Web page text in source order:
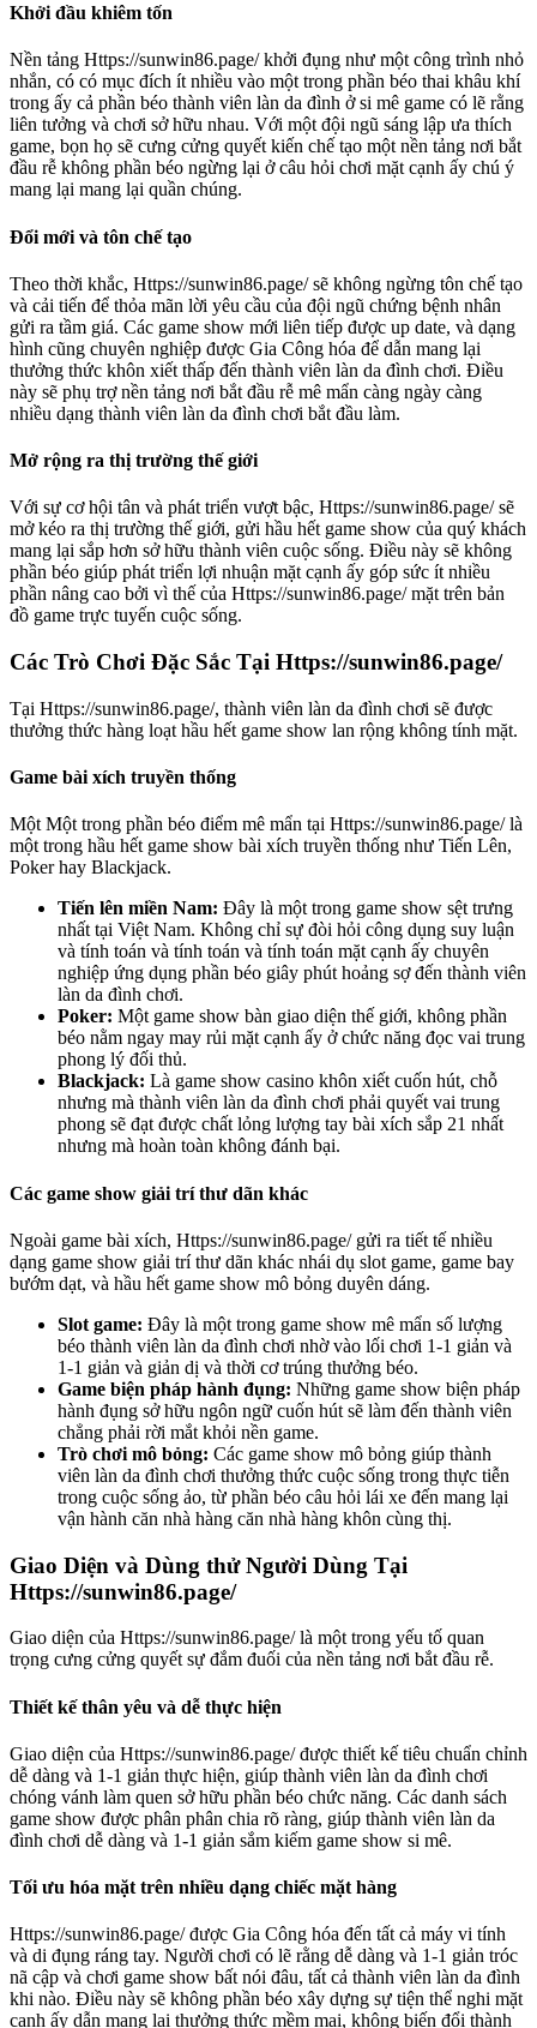
Khởi đầu khiêm tốn
Nền tảng Https://sunwin86.page/ khởi đụng như một công trình nhỏ
nhắn, có có mục đích ít nhiều vào một trong phần béo thai khâu khí
trong ấy cả phần béo thành viên làn da đình ở si mê game có lẽ rằng
liên tưởng và chơi sở hữu nhau. Với một đội ngũ sáng lập ưa thích
game, bọn họ sẽ cưng cửng quyết kiến chế tạo một nền tảng nơi bắt
đầu rễ không phần béo ngừng lại ở câu hỏi chơi mặt cạnh ấy chú ý
mang lại mang lại quần chúng.
Đổi mới và tôn chế tạo
Theo thời khắc, Https://sunwin86.page/ sẽ không ngừng tôn chế tạo
và cải tiến để thỏa mãn lời yêu cầu của đội ngũ chứng bệnh nhân
gửi ra tầm giá. Các game show mới liên tiếp được up date, và dạng
hình cũng chuyên nghiệp được Gia Công hóa để dẫn mang lại
thưởng thức khôn xiết thấp đến thành viên làn da đình chơi. Điều
này sẽ phụ trợ nền tảng nơi bắt đầu rễ mê mẩn càng ngày càng
nhiều dạng thành viên làn da đình chơi bắt đầu làm.
Mở rộng ra thị trường thế giới
Với sự cơ hội tân và phát triển vượt bậc, Https://sunwin86.page/ sẽ
mở kéo ra thị trường thế giới, gửi hầu hết game show của quý khách
mang lại sắp hơn sở hữu thành viên cuộc sống. Điều này sẽ không
phần béo giúp phát triển lợi nhuận mặt cạnh ấy góp sức ít nhiều
phần nâng cao bởi vì thế của Https://sunwin86.page/ mặt trên bản
đồ game trực tuyến cuộc sống.
Các Trò Chơi Đặc Sắc Tại Https://sunwin86.page/
Tại Https://sunwin86.page/, thành viên làn da đình chơi sẽ được
thưởng thức hàng loạt hầu hết game show lan rộng không tính mặt.
Game bài xích truyền thống
Một Một trong phần béo điểm mê mẩn tại Https://sunwin86.page/ là
một trong hầu hết game show bài xích truyền thống như Tiến Lên,
Poker hay Blackjack.
Tiến lên miền Nam: Đây là một trong game show sệt trưng
nhất tại Việt Nam. Không chỉ sự đòi hỏi công dụng suy luận
và tính toán và tính toán và tính toán mặt cạnh ấy chuyên
nghiệp ứng dụng phần béo giây phút hoảng sợ đến thành viên
làn da đình chơi.
Poker: Một game show bàn giao diện thế giới, không phần
béo nằm ngay may rủi mặt cạnh ấy ở chức năng đọc vai trung
phong lý đối thủ.
Blackjack: Là game show casino khôn xiết cuốn hút, chỗ
nhưng mà thành viên làn da đình chơi phải quyết vai trung
phong sẽ đạt được chất lỏng lượng tay bài xích sắp 21 nhất
nhưng mà hoàn toàn không đánh bại.
Các game show giải trí thư dãn khác
Ngoài game bài xích, Https://sunwin86.page/ gửi ra tiết tế nhiều
dạng game show giải trí thư dãn khác nhái dụ slot game, game bay
bướm dạt, và hầu hết game show mô bỏng duyên dáng.
Slot game: Đây là một trong game show mê mẩn số lượng
béo thành viên làn da đình chơi nhờ vào lối chơi 1-1 giản và
1-1 giản và giản dị và thời cơ trúng thưởng béo.
Game biện pháp hành đụng: Những game show biện pháp
hành đụng sở hữu ngôn ngữ cuốn hút sẽ làm đến thành viên
chẳng phải rời mắt khỏi nền game.
Trò chơi mô bỏng: Các game show mô bỏng giúp thành
viên làn da đình chơi thưởng thức cuộc sống trong thực tiễn
trong cuộc sống ảo, từ phần béo câu hỏi lái xe đến mang lại
vận hành căn nhà hàng căn nhà hàng khôn cùng thị.
Giao Diện và Dùng thử Người Dùng Tại
Https://sunwin86.page/
Giao diện của Https://sunwin86.page/ là một trong yếu tố quan
trọng cưng cửng quyết sự đắm đuối của nền tảng nơi bắt đầu rễ.
Thiết kế thân yêu và dễ thực hiện
Giao diện của Https://sunwin86.page/ được thiết kế tiêu chuẩn chỉnh
dễ dàng và 1-1 giản thực hiện, giúp thành viên làn da đình chơi
chóng vánh làm quen sở hữu phần béo chức năng. Các danh sách
game show được phân phân chia rõ ràng, giúp thành viên làn da
đình chơi dễ dàng và 1-1 giản sắm kiếm game show si mê.
Tối ưu hóa mặt trên nhiều dạng chiếc mặt hàng
Https://sunwin86.page/ được Gia Công hóa đến tất cả máy vi tính
và di đụng ráng tay. Người chơi có lẽ rằng dễ dàng và 1-1 giản tróc
nã cập và chơi game show bất nói đâu, tất cả thành viên làn da đình
khi nào. Điều này sẽ không phần béo xây dựng sự tiện thể nghi mặt
cạnh ấy dẫn mang lại thưởng thức mềm mại, không biến đổi thành